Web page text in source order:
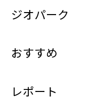
ジオパーク
おすすめ
レポート